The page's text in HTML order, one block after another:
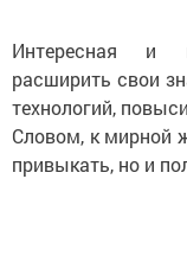
Интересная и
расширить свои
технологий,
Словом, к мирной
привыкать, но и